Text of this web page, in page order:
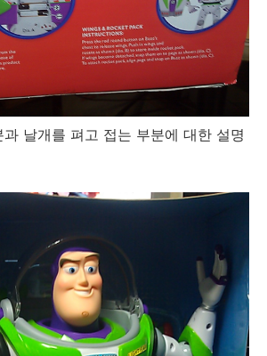
날개를 펴고 접는 부분에 대한 설명